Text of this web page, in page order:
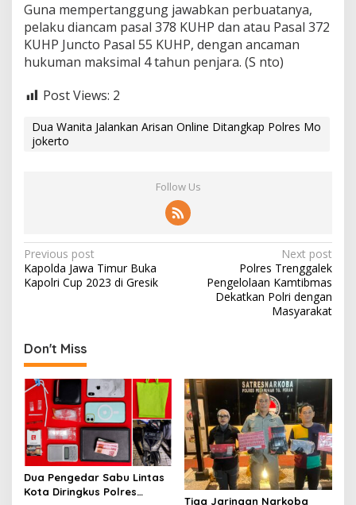
Guna mempertanggung jawabkan perbuatanya,
pelaku diancam pasal 378 KUHP dan atau Pasal 372
KUHP Juncto Pasal 55 KUHP, dengan ancaman
hukuman maksimal 4 tahun penjara. (S nto)
Post Views: 2
Dua Wanita Jalankan Arisan Online Ditangkap Polres Mo
jokerto
Follow Us
P
o
n
a
v
i
g
a
t
Previous post
Kapolda Jawa Timur Buka
Kapolri Cup 2023 di Gresik
Next post
Polres Trenggalek
Pengelolaan Kamtibmas
Dekatkan Polri dengan
Masyarakat
Don't Miss
Dua Pengedar Sabu Lintas
Kota Diringkus Polres
Tiga Jaringan Narkoba